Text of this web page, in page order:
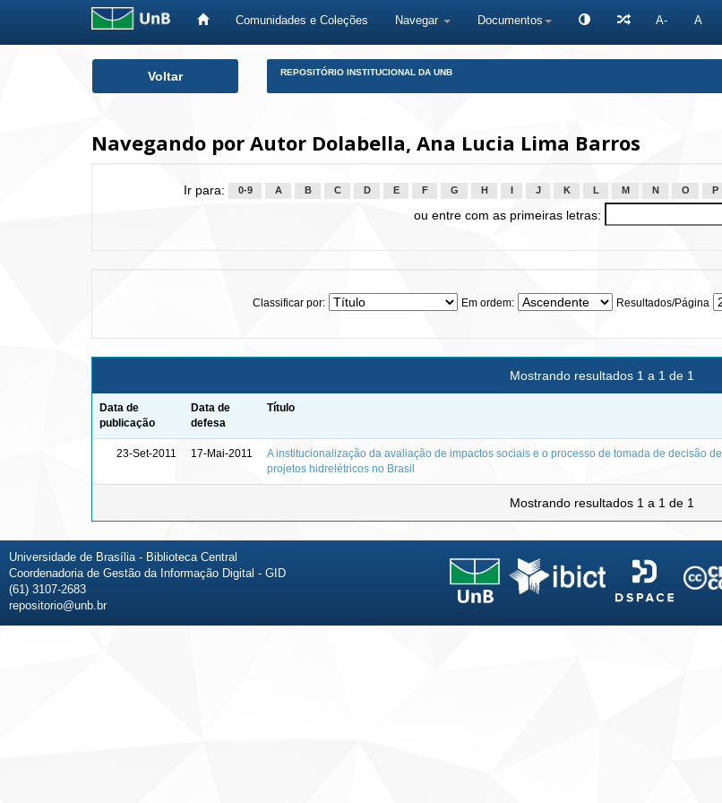
Comunidades e Coleções Navegar Documentos A- A
Voltar REPOSITÓRIO INSTITUCIONAL DA UNB
Navegando por Autor Dolabella, Ana Lucia Lima Barros
Ir para: 0-9 A B C D E F G H J K L M N O P
ou entre com as primeiras letras:
Classificar por: Em ordem: Resultados/Página
Mostrando resultados 1 a 1 de 1
Data de
publicação
Data de
defesa
Título
23-Set-2011 17-Mai-2011
A institucionalização da avaliação de impactos sociais e o processo de tomada de decisão de
projetos hidrelétricos no Brasil
Mostrando resultados 1 a 1 de 1
Universidade de Brasília - Biblioteca Central
Coordenadoria de Gestão da Informação Digital - GID
(61) 3107-2683
repositorio@unb.br